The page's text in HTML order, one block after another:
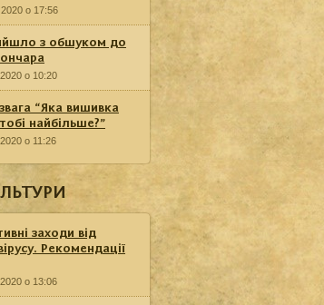
о 17:56
з обшуком до
о 10:20
“Яка вишивка
найбільше?”
о 11:26
заходи від
Рекомендації
о 13:06